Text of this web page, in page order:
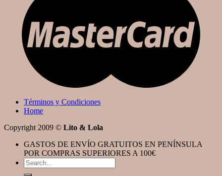
Términos y Condiciones
Home
Copyright 2009 © Lito & Lola
GASTOS DE ENVÍO GRATUITOS EN PENÍNSULA
POR COMPRAS SUPERIORES A 100€
Search
for: